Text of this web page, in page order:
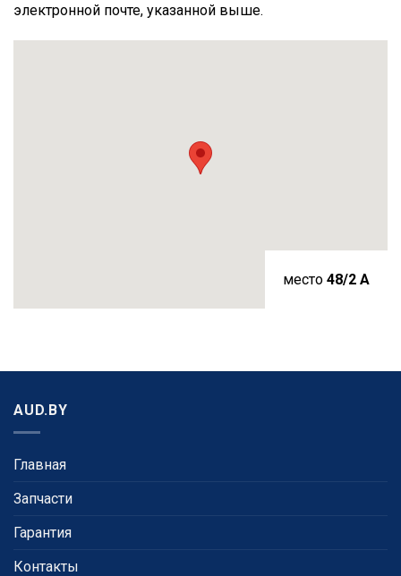
электронной почте, указанной выше.
место 48/2 A
AUD.BY
Главная
Запчасти
Гарантия
Контакты